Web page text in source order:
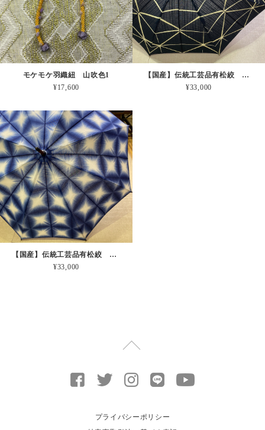
モケモケ羽織紐 山吹色1
¥17,600
【国産】伝統工芸品有松絞 日傘 黒
¥33,000
【国産】伝統工芸品有松絞 日傘 藍
¥33,000
プライバシーポリシー